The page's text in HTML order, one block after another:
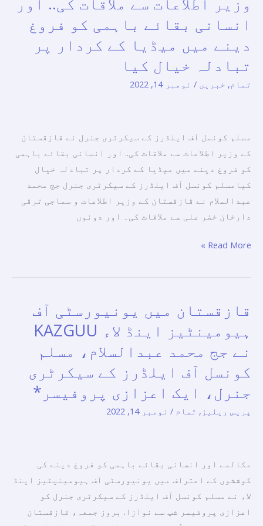
انسانی بقائے باہمی کو فروغ
دینے میں میڈیا کے کردار پر
تبادلہ خیال کیا
تمام, خبریں / نومبر 14, 2022
مسلم کونسل آف ایلڈرز کے سیکرٹری جنرل نے قازقستان
کے وزیر اطلاعات سے ملاقات کی.. اور انسانی بقائے باہمی
کو فروغ دینے میں میڈیا کے کردار پر تبادلہ خیال
کیامسلم کونسل آف ایلڈرز کے سیکرٹری جنرل جج محمد
عبدالسلام نے قازقستان کے وزیر اطلاعات و سماجی ترقی
دارخان خضر علی سے ملاقات کی۔ اور دونوں
ایلڈرز
کے
جنرل
نے
قازقستان
اطلاعات
سے
ملاقات
کی..
انسانی
باہمی
فروغ
میں
میڈیا
کے
کردار
پر
تبادلہ
خیال
کیا
Read More »
قازقستان میں یونیورسٹی آف
ہیومینٹیز اینڈ لاء KAZGUU
نے جج محمد عبدالسلام، مسلم
کونسل آف ایلڈرز کے سیکرٹری
جنرل، ایک اعزازی پروفیسر*
پریس ریلیز , تمام / نومبر 14, 2022
مکالمے اور انسانی بقائے باہمی کو فروغ دینے کی
کوششوں کے اعتراف میں یونیورسٹی آف ہیومینیٹیز اینڈ
لاء نے مسلم کونسل آف ایلڈرز کے سیکرٹری جنرل کو
اعزازی پروفیسر شپ سے نوازا. بروز جمعہ، قازقستان
قازقستان
یونیورسٹی
آف
ہیومینٹیز
لاء
KAZGUU
محمد
عبدالسلام،
مسلم
کونسل